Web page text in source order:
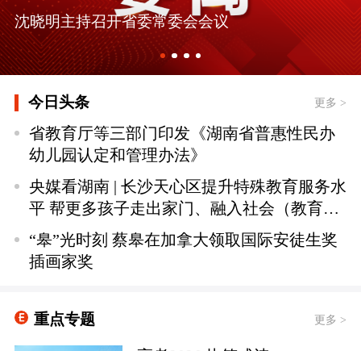
沈晓明主持召开省委常委会会议
今日头条 更多 >
省教育厅等三部门印发《湖南省普惠性民办
幼儿园认定和管理办法》
央媒看湖南 | 长沙天心区提升特殊教育服务水
平 帮更多孩子走出家门、融入社会（教育优
质均衡发展）
“皋”光时刻 蔡皋在加拿大领取国际安徒生奖
插画家奖
重点专题 更多 >